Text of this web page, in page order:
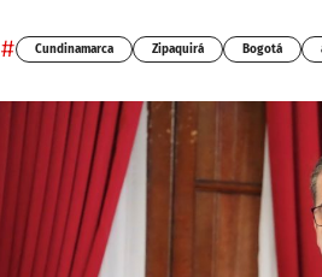
# Cundinamarca Zipaquirá Bogotá